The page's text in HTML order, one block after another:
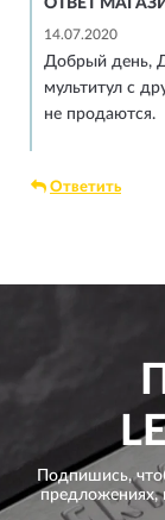
14.07.2020
Добрый день,
мультитул с
не продаются.
Ответить
Подпишись,
предложениях,